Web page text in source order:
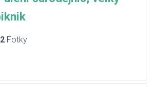
Fotky